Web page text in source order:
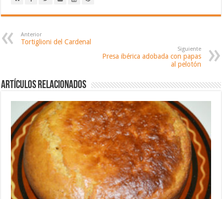
Anterior
Tortiglioni del Cardenal
Siguiente
Presa ibérica adobada con papas
al pelotón
Artículos relacionados